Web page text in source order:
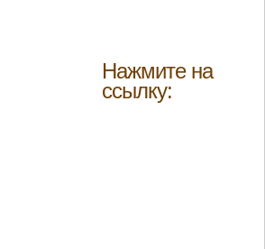
Нажмите на
ссылку: